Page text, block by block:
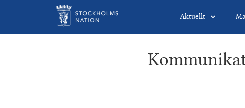
Aktuellt